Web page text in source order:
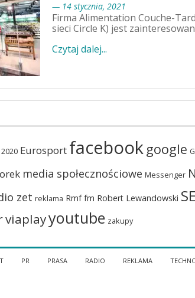
— 14 stycznia, 2021
Firma Alimentation Couche-
sieci Circle K) jest
Czytaj dalej...
Eurosport facebook google
media społecznościowe Messenger
zet reklama Rmf fm Robert Lewandowski
viaplayyoutube zakupy
PR PRASA RADIO REKLAMA